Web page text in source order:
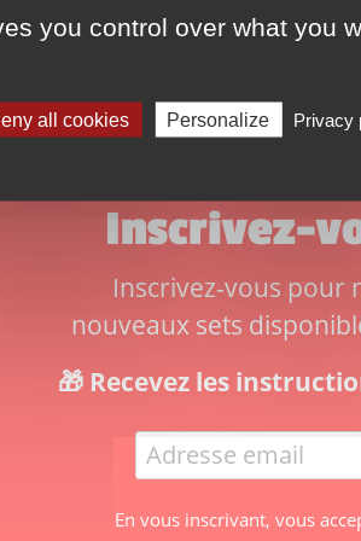
Date de sortie :
mars 2023
Inscrivez-
Inscrivez-vous pour
nouveaux sets
🎁 Recevez les
En vous inscrivant, vous
you control over what you
all cookies Personalize Privacy